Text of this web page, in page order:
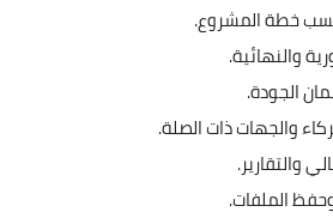
خطة المشروع.
والنهائية.
الجودة.
والجهات ذات الصلة.
والتقارير.
الملفات.